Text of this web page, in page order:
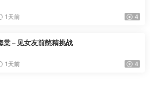
1天前 4
棠 – 见女友前憋精挑战
1天前 4